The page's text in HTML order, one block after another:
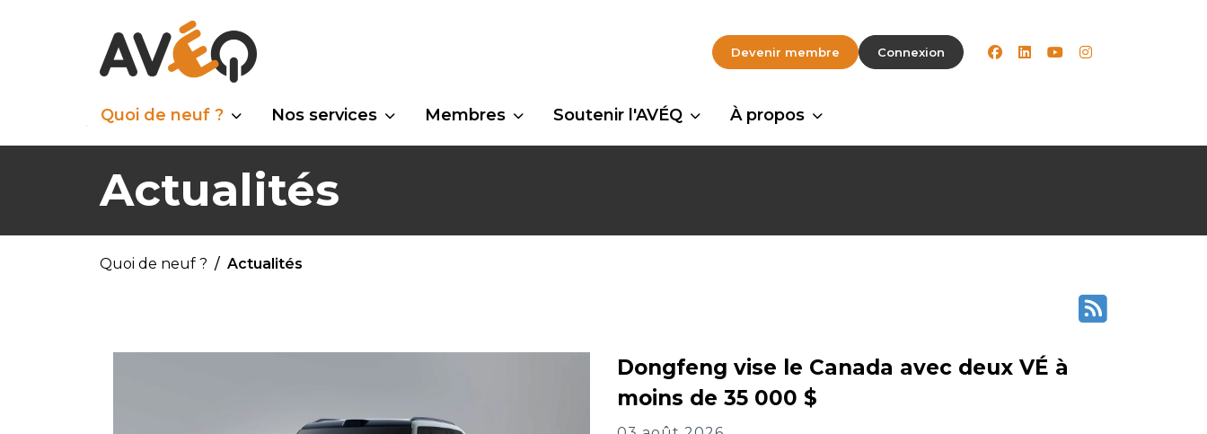
Devenir membre Connexion facebook
linkedinyoutubeinstagram
Quoi de neuf ? Nos services Membres Soutenir l'AVÉQ À propos
Actualités
Quoi de neuf ? Actualités
Dongfeng vise le Canada avec deux VÉ à
moins de 35 000 $